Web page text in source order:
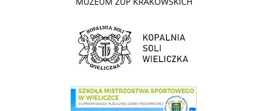
link do strony Kopalni Soli Wieliczka
link do SMS Wieliczka